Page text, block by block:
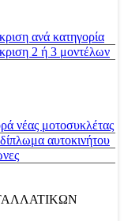
ανά κατηγορία
2 ή 3 μοντέλων
νέας μοτοσυκλέτας
αυτοκινήτου